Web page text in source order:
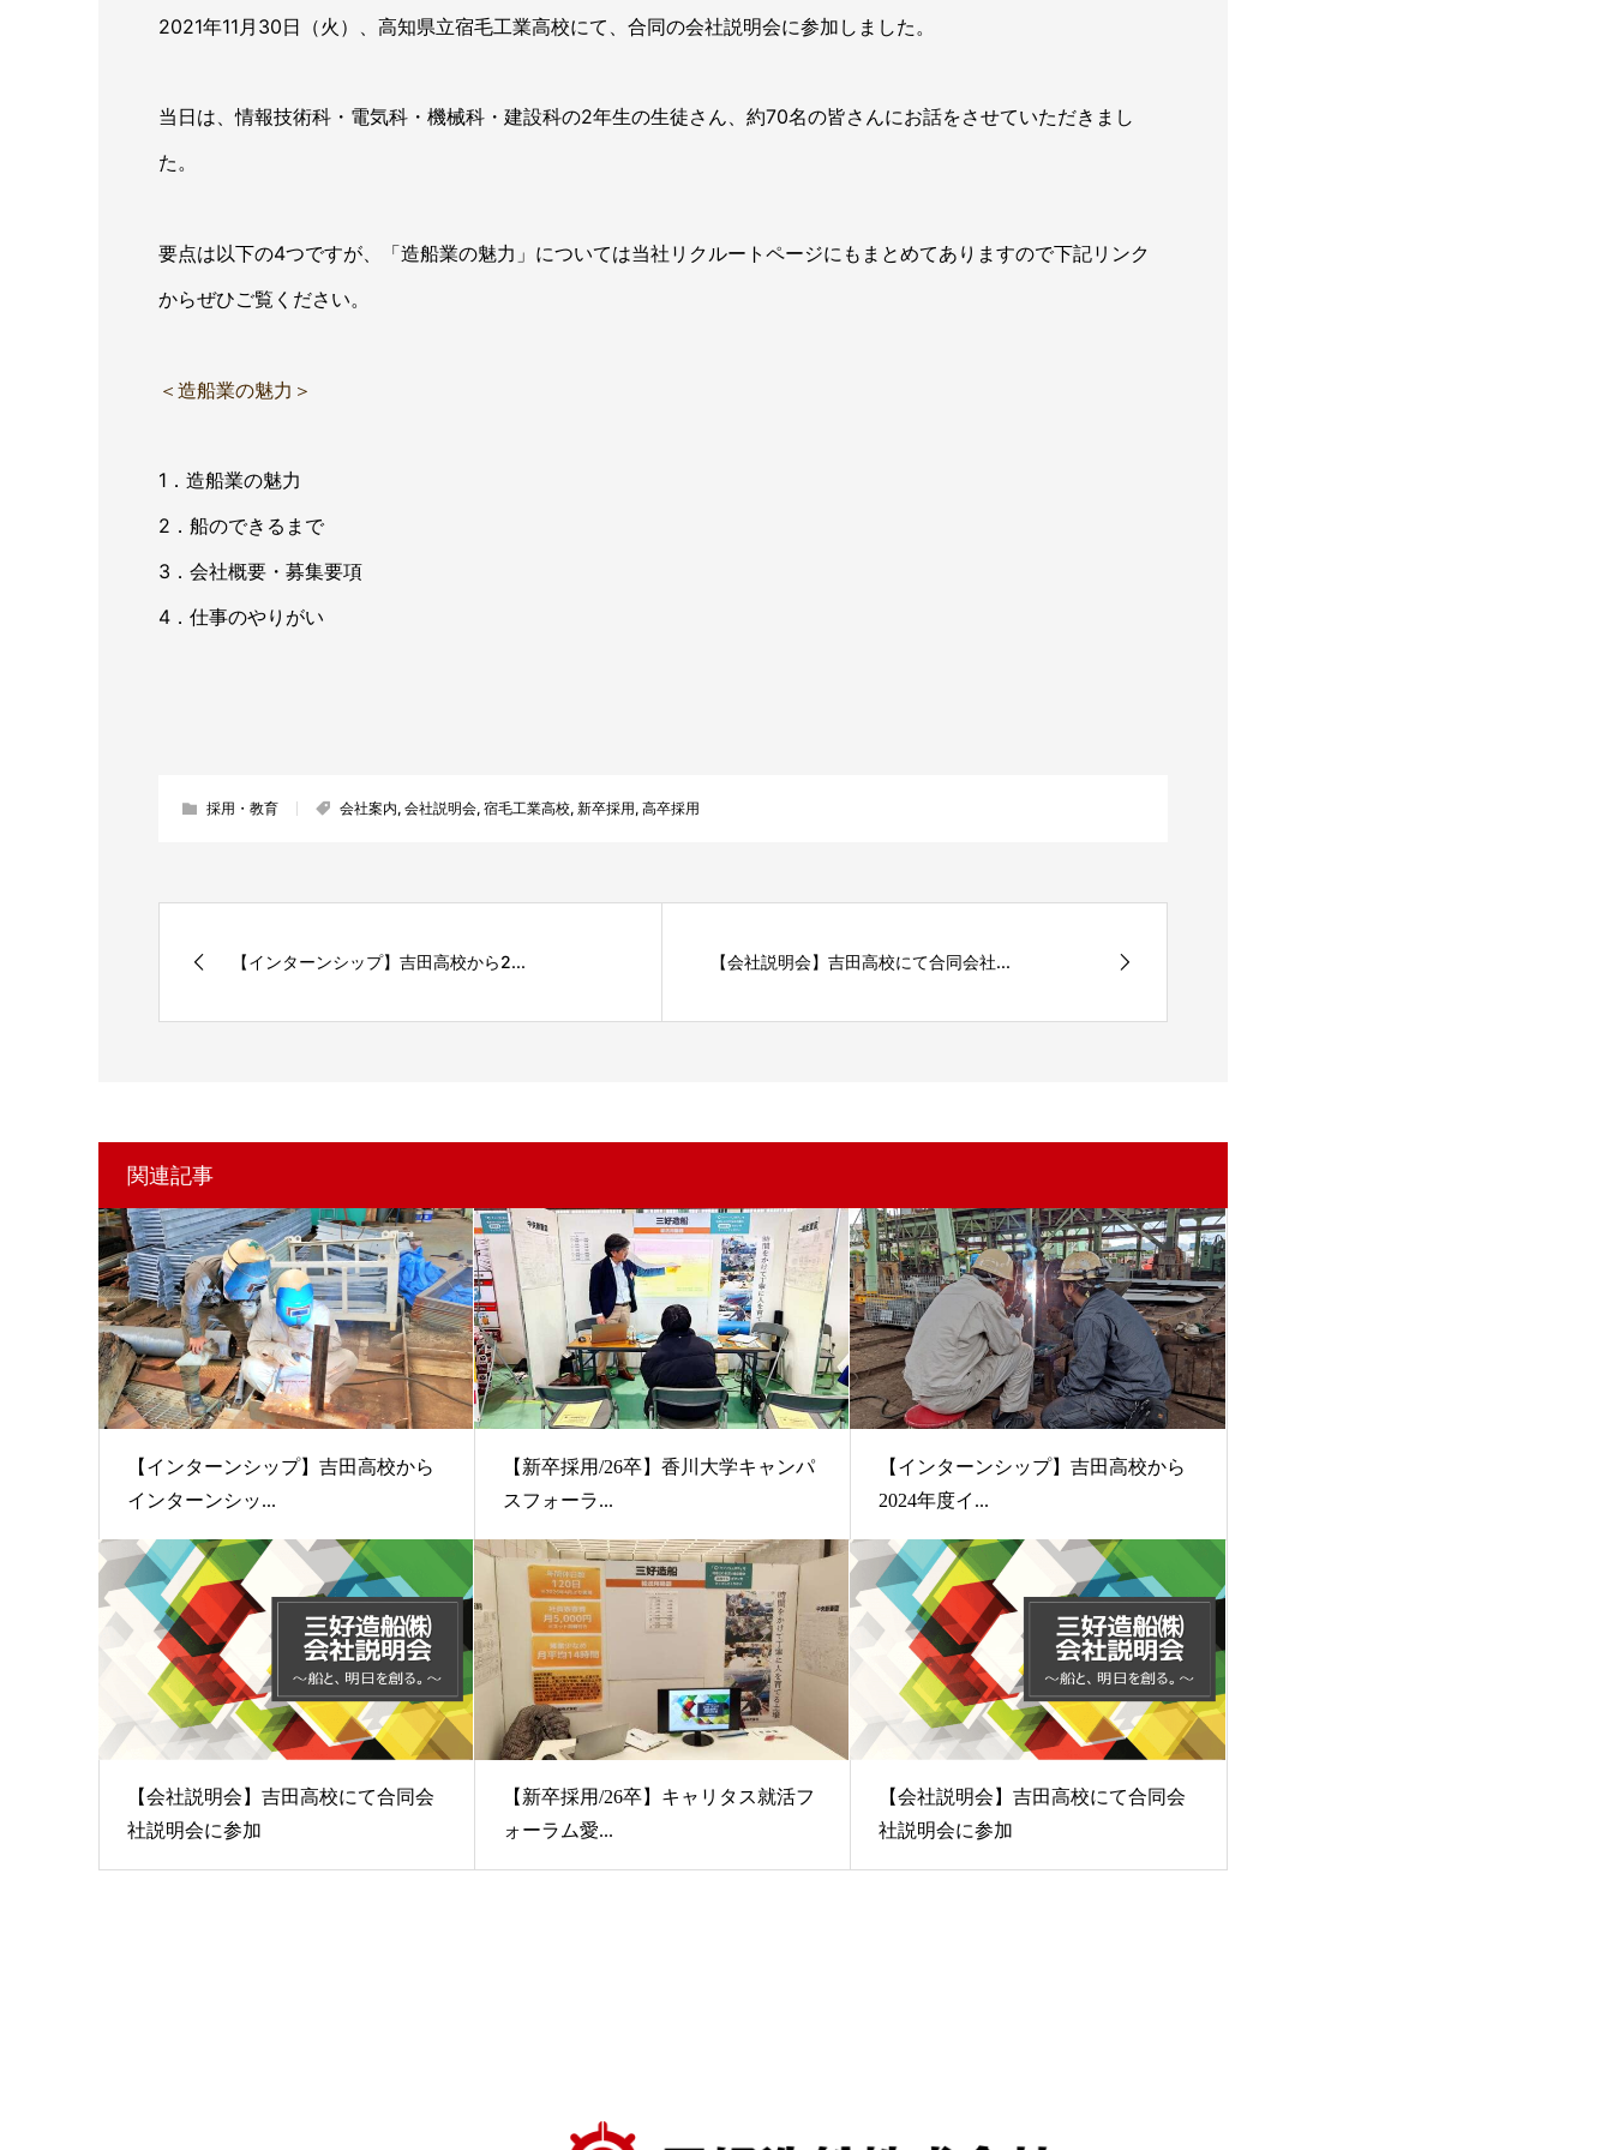
2021年11月30日（火）、高知県立宿毛工業高校にて、合同の会社説明会に参加しました。
当日は、情報技術科・電気科・機械科・建設科の2年生の生徒さん、約70名の皆さんにお話をさせていただきまし
た。
要点は以下の4つですが、「造船業の魅力」については当社リクルートページにもまとめてありますので下記リンク
からぜひご覧ください。
＜造船業の魅力＞
1．造船業の魅力
2．船のできるまで
3．会社概要・募集要項
4．仕事のやりがい
採用・教育 会社案内, 会社説明会, 宿毛工業高校, 新卒採用, 高卒採用
【インターンシップ】吉田高校から2... 【会社説明会】吉田高校にて合同会社...
関連記事
【インターンシップ】吉田高校から
インターンシッ...
【新卒採用/26卒】香川大学キャンパ
スフォーラ...
【インターンシップ】吉田高校から
2024年度イ...
【会社説明会】吉田高校にて合同会
社説明会に参加
【新卒採用/26卒】キャリタス就活フ
ォーラム愛...
【会社説明会】吉田高校にて合同会
社説明会に参加